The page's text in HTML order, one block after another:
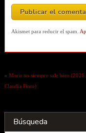
Akismet para reducir el spam.
« Morir no siempre sale bien (2026.
Claudia Pinto)
Búsqueda